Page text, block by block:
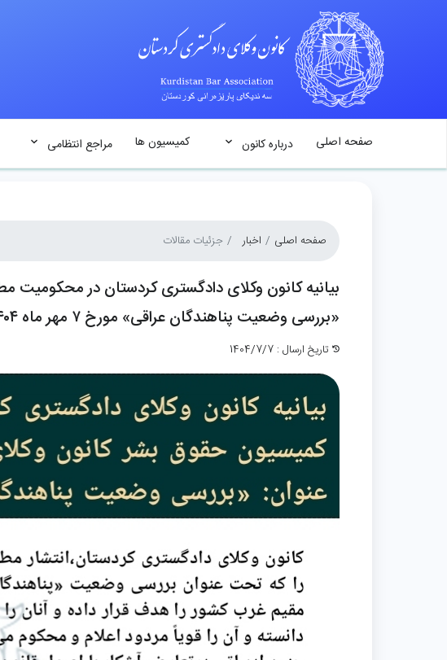
صفحه اصلی درباره کانون کمیسیون ها مراجع انتظامی
صفحه اصلی اخبار جزئیات مقالات
بیانیه کانون وکلای دادگستری کردستان در
«بررسی وضعیت پناهندگان عراقی» مورخ ۷ مهر ماه ۱۴۰۴
تاریخ ارسال : 1404/7/7